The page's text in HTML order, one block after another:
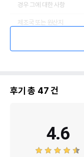
경우 그에 대한 사항
제조국 또는 원산지
수입자를 함께 표기
전화번호
후기 총 47건
4.6